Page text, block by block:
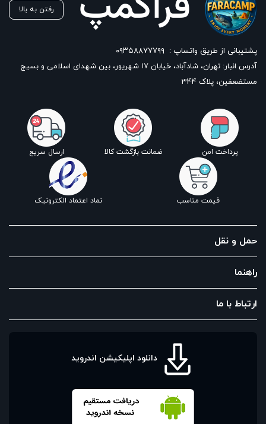
رفتن به بالا
پشتیبانی از طریق واتساپ : ۰۹۳۵۸۸۷۷۷۹۹
آدرس انبار: تهران، شادآباد، خیابان ١٧ شهریور، بین شهدای اسلامی و بسیج
مستضعفین، پلاک 344
پرداخت امن ضمانت بازگشت کالا ارسال سریع
قیمت مناسب نماد اعتماد الکترونیک
حمل و نقل
راهنما
ارتباط با ما
دانلود اپلیکیشن اندروید